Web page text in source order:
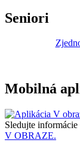
Seniori
Mobilná
Sledujte
V OBRAZE.